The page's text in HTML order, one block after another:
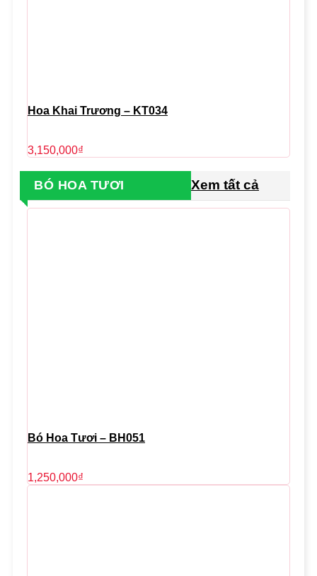
Hoa Khai Trương – KT034
3,150,000₫
BÓ HOA TƯƠI Xem tất cả
Bó Hoa Tươi – BH051
1,250,000₫